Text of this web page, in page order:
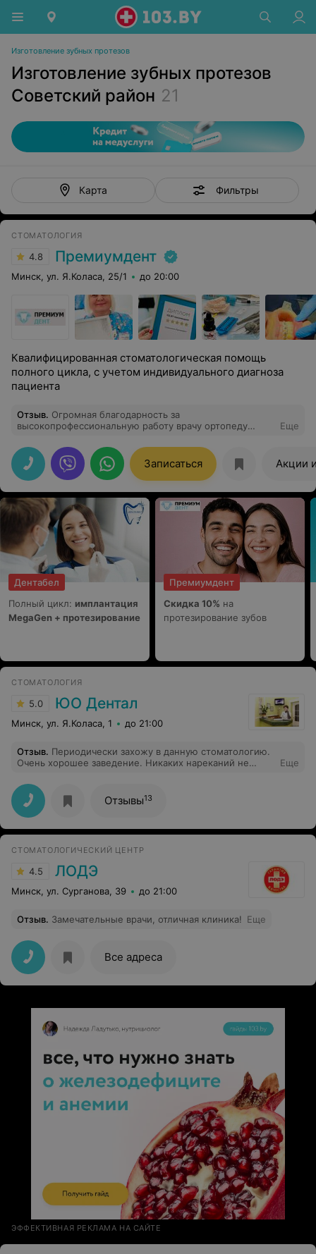
Изготовление зубных протезов
Изготовление зубных протезов
Советский район 21
Карта Фильтры
СТОМАТОЛОГИЯ
4.8 Премиумдент
Минск, ул. Я.Коласа, 25/1 до 20:00
Квалифицированная стоматологическая помощь
полного цикла, с учетом индивидуального диагноза
пациента
Отзыв. Огромная благодарность за
высокопрофессиональную работу врачу ортопеду
за чуткость, за человечность. Сложные сьемные
протезы выполнены с виртуальной точностью.
Еще
Записаться Акции
Дентабел
Полный цикл: имплантация
MegaGen + протезирование
Премиумдент
Скидка 10% на
протезирование зубов
СТОМАТОЛОГИЯ
5.0 ЮО Дентал
Минск, ул. Я.Коласа, 1 до 21:00
Отзыв. Периодически захожу в данную стоматологию.
Очень хорошее заведение. Никаких нареканий не
Евгения. Очень приятная девушка
Еще
Отзывы13
СТОМАТОЛОГИЧЕСКИЙ ЦЕНТР
4.5 ЛОДЭ
Минск, ул. Сурганова, 39 до 21:00
Отзыв. Замечательные врачи, отличная клиника! Еще
Все адреса
ЭФФЕКТИВНАЯ РЕКЛАМА НА САЙТЕ